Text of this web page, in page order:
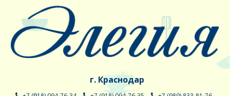
г. Краснодар